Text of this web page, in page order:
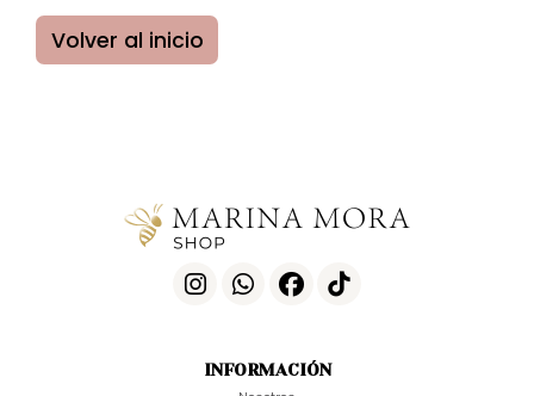
Volver al inicio
INFORMACIÓN